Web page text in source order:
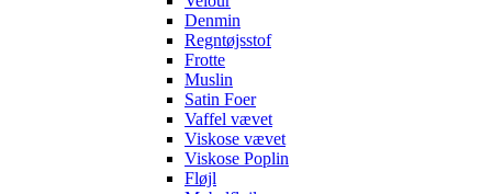
Denmin
Regntøjsstof
Frotte
Muslin
Satin Foer
Vaffel vævet
Viskose vævet
Viskose Poplin
Fløjl